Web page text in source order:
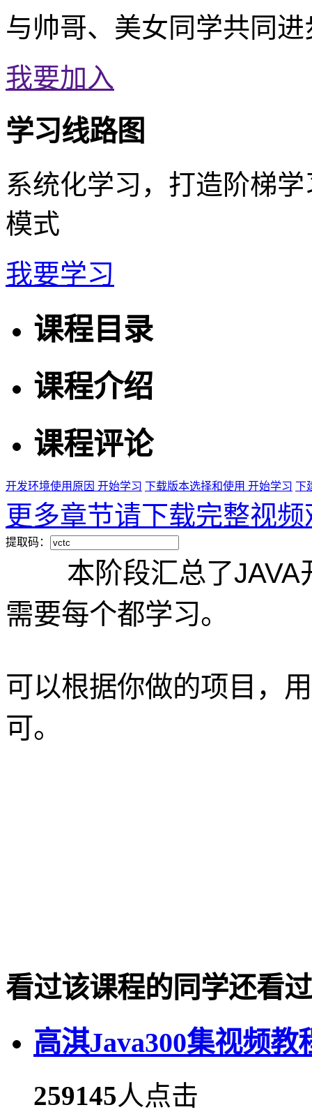
与帅哥、美女同学共同进
我要加入
学习线路图
系统化学习，打造阶梯学
模式
我要学习
课程目录
课程介绍
课程评论
开发环境使用原因 开始学习 下载版本选择和使用 开始学习 下
更多章节请下载完整视
提取码：
本阶段汇总了JAVA
需要每个都学习。
可以根据你做的项目，
可。
看过该课程的同学还看过
高淇Java300集视频教
259145人点击